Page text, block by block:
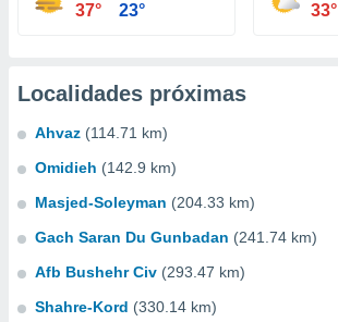
37° 23° 33°
Localidades próximas
Ahvaz (114.71 km)
Omidieh (142.9 km)
Masjed-Soleyman (204.33 km)
Gach Saran Du Gunbadan (241.74 km)
Afb Bushehr Civ (293.47 km)
Shahre-Kord (330.14 km)